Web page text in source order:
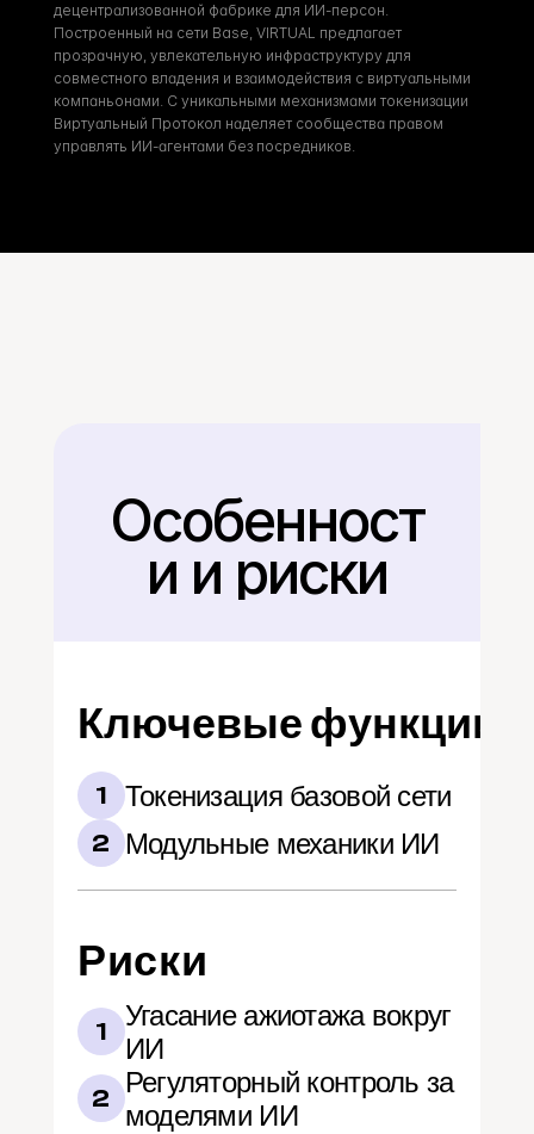
децентрализованной фабрике для ИИ-персон.
Построенный на сети Base, VIRTUAL предлагает
прозрачную, увлекательную инфраструктуру для
совместного владения и взаимодействия с виртуальными
компаньонами. С уникальными механизмами токенизации
Виртуальный Протокол наделяет сообщества правом
управлять ИИ-агентами без посредников.
Назад
Особенност
и и риски
Ключевые функции
1 Токенизация базовой сети
2 Модульные механики ИИ
Риски
1
Угасание ажиотажа вокруг
ИИ
2
Регуляторный контроль за
моделями ИИ